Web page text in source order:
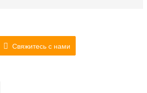
Свяжитесь с нами